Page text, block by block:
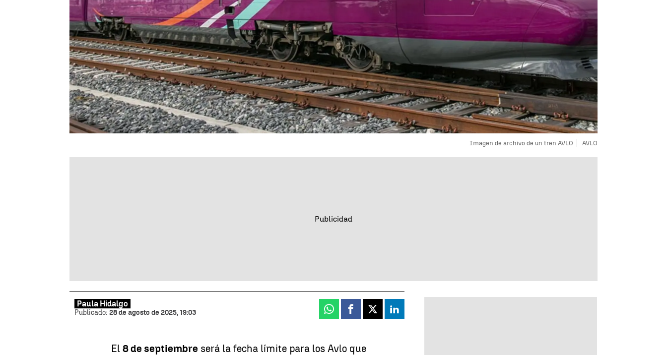
Imagen de archivo de un tren AVLO AVLO
Paula Hidalgo
Publicado: 28 de agosto de 2025, 19:03 Whatsapp
Facebook
X Linkedin
El8 de septiembre será la fecha límite para los Avlo que